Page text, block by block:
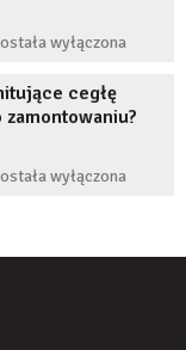
żeby
zwiększyć
wiarygodność
produktu?
zaczyna
wyłączona
cegłę
wyłączona